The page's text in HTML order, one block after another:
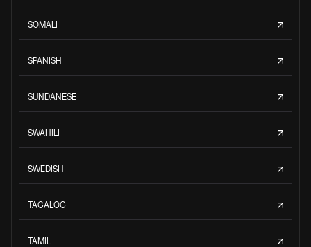
SOMALI
SPANISH
SUNDANESE
SWAHILI
SWEDISH
TAGALOG
TAMIL